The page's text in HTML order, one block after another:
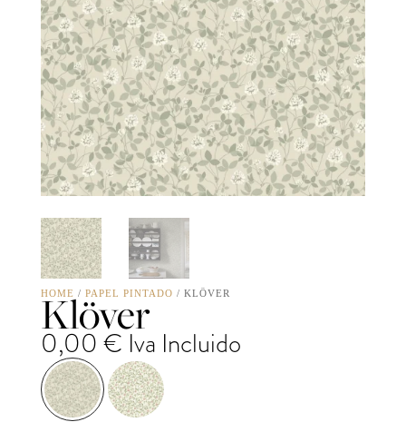
HOME / PAPEL PINTADO / KLÖVER
Klöver
0,00 € Iva Incluido